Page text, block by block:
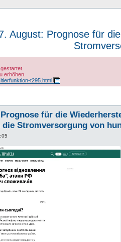
August: Prognose für
erhöhen.
t295.html
für die
Stromversorgung von